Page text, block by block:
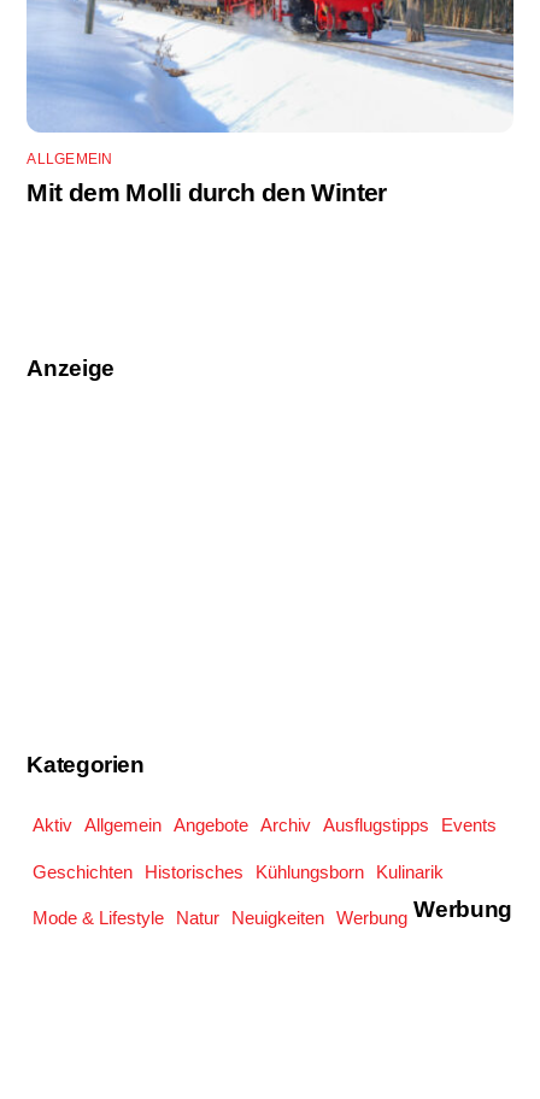
ALLGEMEIN
Mit dem Molli durch den Winter
Anzeige
Kategorien
Aktiv Allgemein Angebote Archiv Ausflugstipps Events
Geschichten Historisches Kühlungsborn Kulinarik
Mode & Lifestyle Natur Neuigkeiten Werbung Werbung